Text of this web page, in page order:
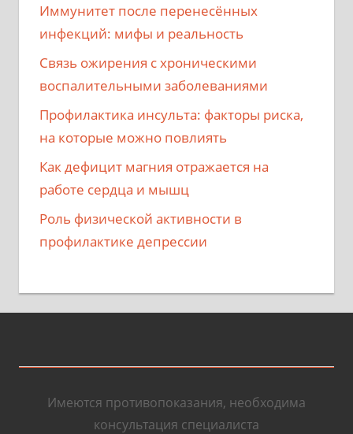
Иммунитет после перенесённых
инфекций: мифы и реальность
Связь ожирения с хроническими
воспалительными заболеваниями
Профилактика инсульта: факторы риска,
на которые можно повлиять
Как дефицит магния отражается на
работе сердца и мышц
Роль физической активности в
профилактике депрессии
Имеются противопоказания, необходима
консультация специалиста